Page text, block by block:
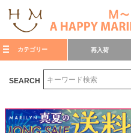
カテゴリー 再入荷
SEARCH